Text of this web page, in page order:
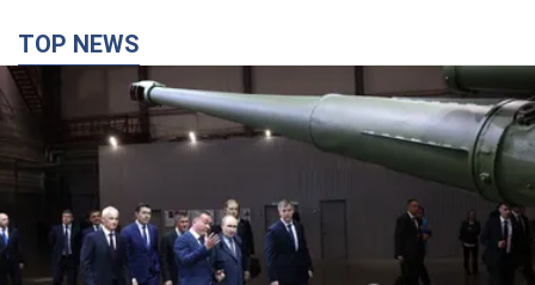
TOP NEWS